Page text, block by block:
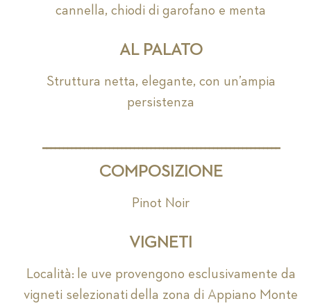
cannella, chiodi di garofano e menta
AL PALATO
Struttura netta, elegante, con un’ampia
persistenza
COMPOSIZIONE
Pinot Noir
VIGNETI
Località: le uve provengono esclusivamente da
vigneti selezionati della zona di Appiano Monte